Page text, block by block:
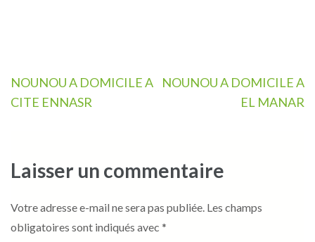
Navigation
de
NOUNOU A DOMICILE A
CITE ENNASR
NOUNOU A DOMICILE A
EL MANAR
Laisser un commentaire
Votre adresse e-mail ne sera pas publiée. Les champs
obligatoires sont indiqués avec *